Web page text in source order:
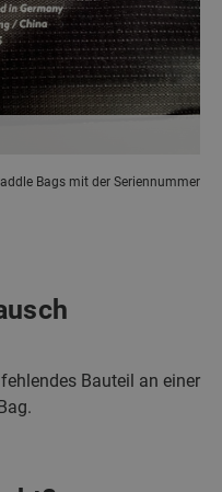
Bags mit der Seriennummer
Bauteil an einer